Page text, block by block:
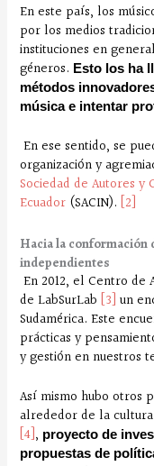
En este país, los
por los medios
instituciones en
géneros. Esto los ha
métodos
música e intentar
En ese sentido, se
organización y
Sociedad de Autores
Ecuador (SACIN).[2]
Hacia la conformación
independientes
En 2012, el Centro
de LabSurLab[3] un
Sudamérica. Este
prácticas y
y gestión en nuestros
Así mismo hubo otros
alrededor de la
[4], proyecto de
propuestas de